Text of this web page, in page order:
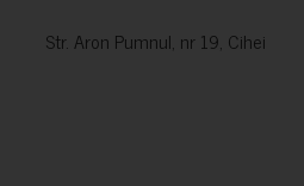
Str. Aron Pumnul, nr 19, Cihei